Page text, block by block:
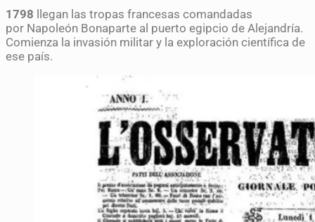
1798
llegan las tropas francesas comandadas
por Napoleón Bonaparte al puerto egipcio de Alejandría.
Comienza la invasión militar y la exploración científica de
ese país.